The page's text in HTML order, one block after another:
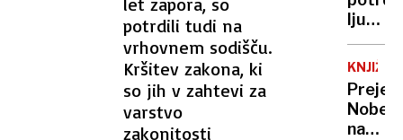
potrdili tudi na
vrhovnem sodišču.
Kršitev zakona, ki
so jih v zahtevi za
varstvo
zakonitosti
za
smrt
37-